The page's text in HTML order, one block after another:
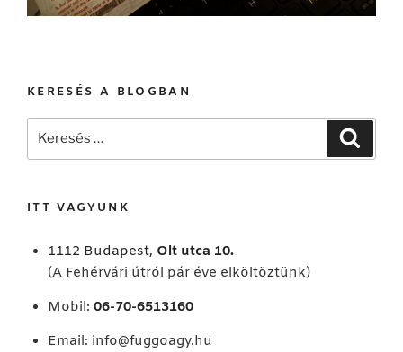
KERESÉS A BLOGBAN
Keresés
ITT VAGYUNK
1112 Budapest, Olt utca 10.
(A Fehérvári útról pár éve elköltöztünk)
Mobil: 06-70-6513160
Email: info@fuggoagy.hu